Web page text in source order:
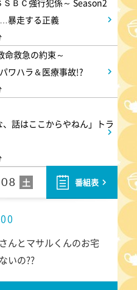
ＢＣ強行犯係～ Season2
暴走する正義
命救急の約束～
ワハラ＆医療事故!?
話はここからやねん」トラ
土 番組表
んとマサルくんのお宅
いの??